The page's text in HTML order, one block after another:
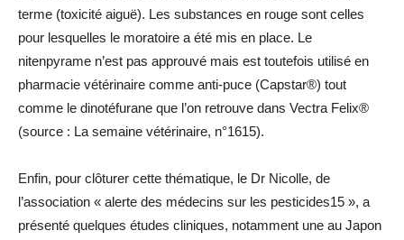
terme (toxicité aiguë). Les substances en rouge sont celles
pour lesquelles le moratoire a été mis en place. Le
nitenpyrame n’est pas approuvé mais est toutefois utilisé en
pharmacie vétérinaire comme anti-puce (Capstar®) tout
comme le dinotéfurane que l’on retrouve dans Vectra Felix®
(source : La semaine vétérinaire, n°1615).
Enfin, pour clôturer cette thématique, le Dr Nicolle, de
l’association « alerte des médecins sur les pesticides15 », a
présenté quelques études cliniques, notamment une au Japon